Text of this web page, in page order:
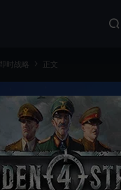
即时战略 正文